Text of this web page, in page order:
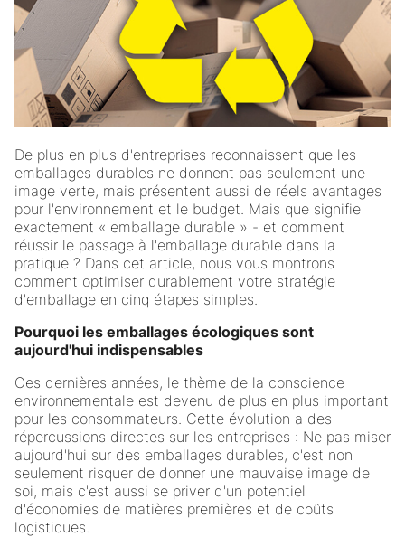
De plus en plus d'entreprises reconnaissent que les
emballages durables ne donnent pas seulement une
image verte, mais présentent aussi de réels avantages
pour l'environnement et le budget. Mais que signifie
exactement « emballage durable » - et comment
réussir le passage à l'emballage durable dans la
pratique ? Dans cet article, nous vous montrons
comment optimiser durablement votre stratégie
d'emballage en cinq étapes simples.
Pourquoi les emballages écologiques sont
aujourd'hui indispensables
Ces dernières années, le thème de la conscience
environnementale est devenu de plus en plus important
pour les consommateurs. Cette évolution a des
répercussions directes sur les entreprises : Ne pas miser
aujourd'hui sur des emballages durables, c'est non
seulement risquer de donner une mauvaise image de
soi, mais c'est aussi se priver d'un potentiel
d'économies de matières premières et de coûts
logistiques.